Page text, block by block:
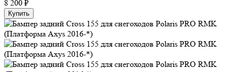
8 200 ₽
Купить